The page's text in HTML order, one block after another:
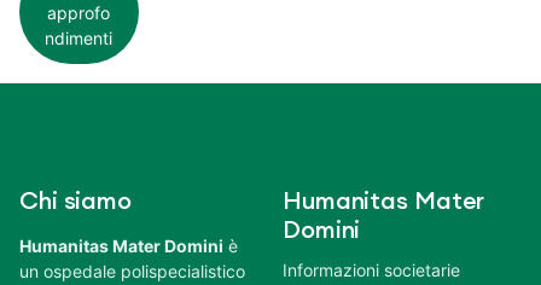
approfo
ndimenti
Chi siamo
Humanitas Mater Domini è
un ospedale polispecialistico
Humanitas Mater
Domini
Informazioni societarie